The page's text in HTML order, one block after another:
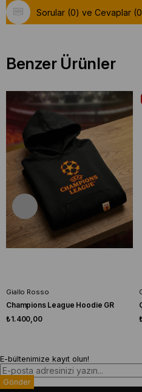
Sorular (0) ve Cevaplar
Benzer Ürünler
Giallo Rosso
Champions League Hoodie GR
₺1.400,00
E-bültenimize kayıt olun!
Gönder